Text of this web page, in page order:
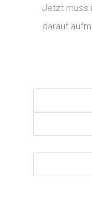
Jetzt muss
darauf